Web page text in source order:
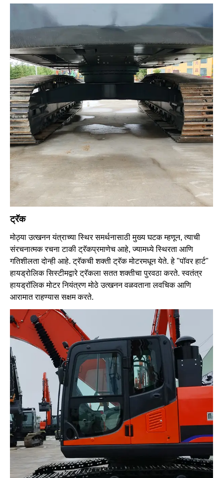
ट्रॅक
मोठ्या उत्खनन यंत्राच्या स्थिर समर्थनासाठी मुख्य घटक म्हणून, त्याची
संरचनात्मक रचना टाकी ट्रॅकप्रमाणेच आहे, ज्यामध्ये स्थिरता आणि
गतिशीलता दोन्ही आहे. ट्रॅकची शक्ती ट्रॅक मोटरमधून येते. हे "पॉवर हार्ट"
हायड्रोलिक सिस्टीमद्वारे ट्रॅकला सतत शक्तीचा पुरवठा करते. स्वतंत्र
हायड्रॉलिक मोटर नियंत्रण मोठे उत्खनन वळवताना लवचिक आणि
आरामात राहण्यास सक्षम करते.